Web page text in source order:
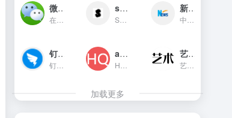
微信对话生成器 soogif动图
SOOGIF提供搞笑、表情、美女...
新华网
钉钉官网 app图标生成 艺术字体在线生成器
加载更多